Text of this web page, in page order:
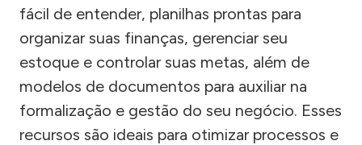
fácil de entender, planilhas prontas para
organizar suas finanças, gerenciar seu
estoque e controlar suas metas, além de
modelos de documentos para auxiliar na
formalização e gestão do seu negócio. Esses
recursos são ideais para otimizar processos e